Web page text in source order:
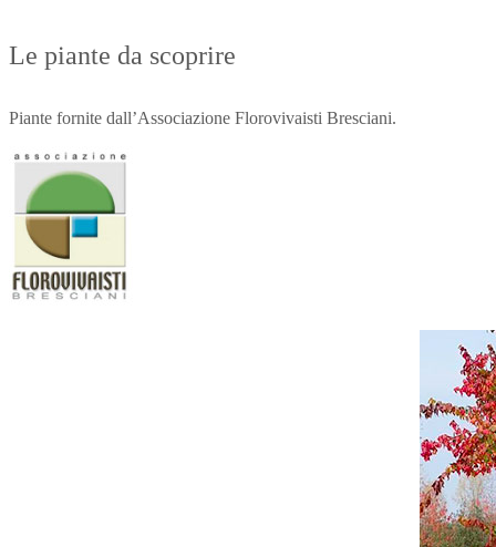
Le piante da scoprire
Piante fornite dall’Associazione Florovivaisti Bresciani.